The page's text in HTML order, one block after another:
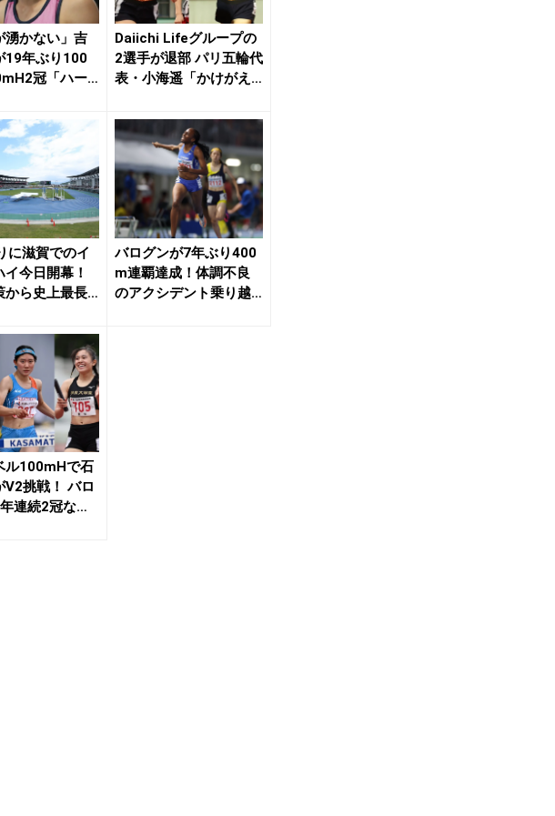
湧かない」吉
19年ぶり100
冠「ハー
Daiichi Lifeグループの
2選手が退部 パリ五輪代
表・小海遥「かけがえ
に滋賀でのイ
イ今日開幕！
から史上最長
バログンが7年ぶり400
m連覇達成！体調不良
のアクシデント乗り越
ル100mHで石
V2挑戦！ バロ
連続2冠なる